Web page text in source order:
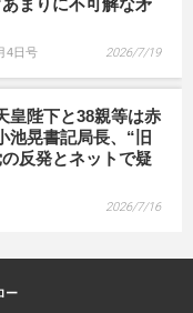
4日号 2026/7/19
皇陛下と38親等は赤
池晃書記局長、“旧
反発とネットで疑
2026/7/16
ー